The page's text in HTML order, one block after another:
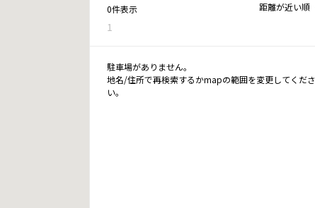
0件表示
1
距離が近い順
駐車場がありません。
地名/住所で再検索するかmapの範囲を変更してくださ
い。